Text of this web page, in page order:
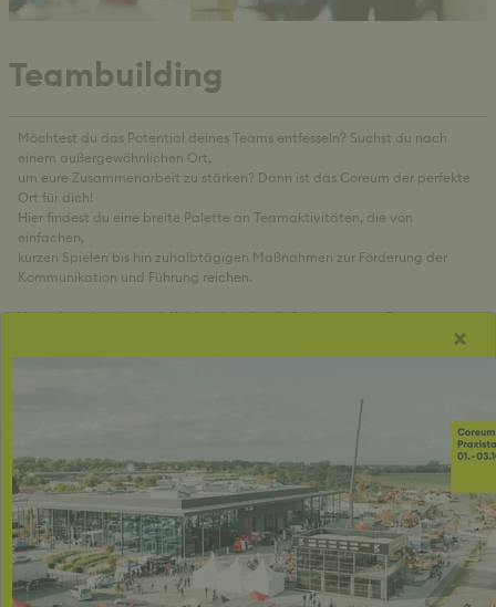
Teambuilding
Möchtest du das Potential deines Teams entfesseln? Suchst du nach
einem außergewöhnlichen Ort,
um eure Zusammenarbeit zu stärken? Dann ist das Coreum der perfekte
Ort für dich!
Hier findest du eine breite Palette an Teamaktivitäten, die von
einfachen,
kurzen Spielen bis hin zuhalbtägigen Maßnahmen zur Förderung der
Kommunikation und Führung reichen.
Unser Angebot ist so vielfältig wie deine Anforderungen, z.B.:
> spaßige und unterhaltsame Aktivitäten
Wir haben alles, was du brauchst.
Unsere professionellen Trainer stehen bereit, um dein Team zu
motivieren, zu inspirieren und zu unterstützen.
×